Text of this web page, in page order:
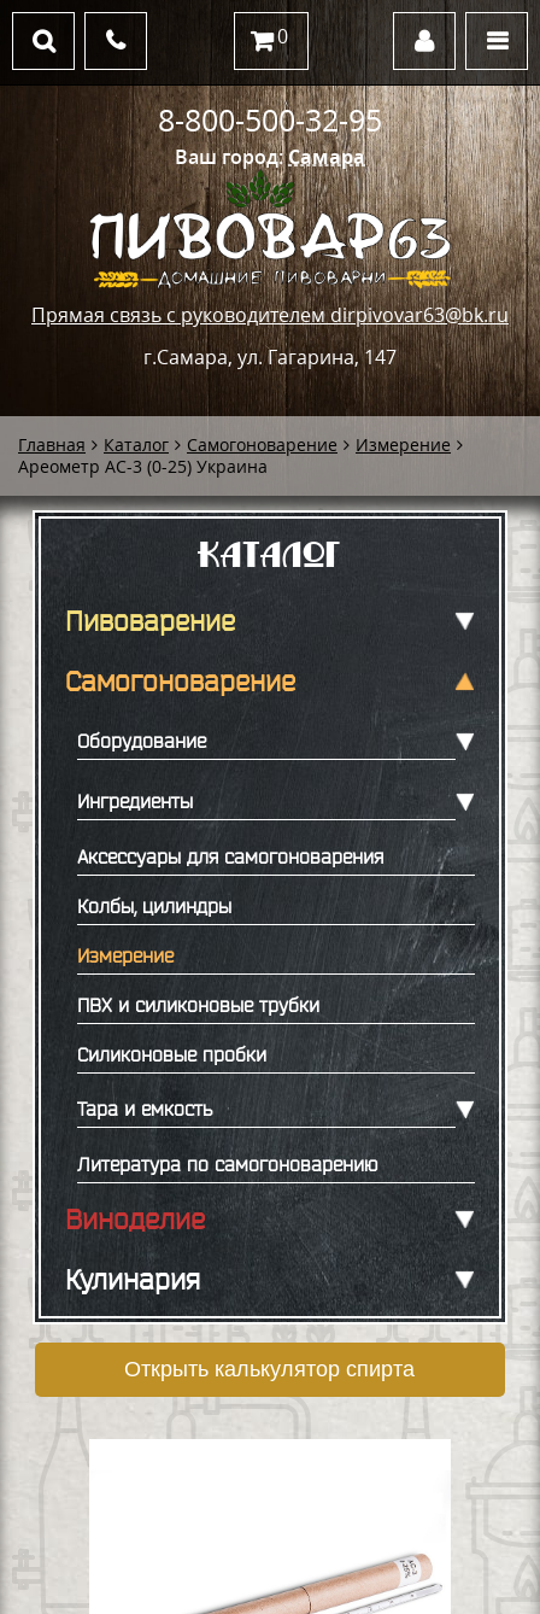
Ваш город:Самара
Прямая связь с руководителем dirpivovar63@bk.ru
г.Самара, ул. Гагарина, 147
8-800-500-32-95
0
Главная Каталог Самогоноварение
Измерение
Ареометр АС-3 (0-25) Украина
Каталог
Пивоварение
Самогоноварение
Оборудование
Ингредиенты
Аксессуары для самогоноварения
Колбы, цилиндры
Измерение
ПВХ и силиконовые трубки
Силиконовые пробки
Тара и емкость
Литература по самогоноварению
Виноделие
Кулинария
Открыть калькулятор спирта